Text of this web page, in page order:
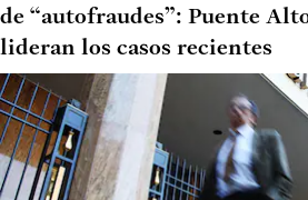
de “autofraudes”: Puente
lideran los casos recientes